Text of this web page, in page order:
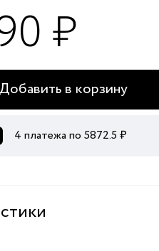
₽
Добавить в корзину
4 платежа по 5872.5 ₽